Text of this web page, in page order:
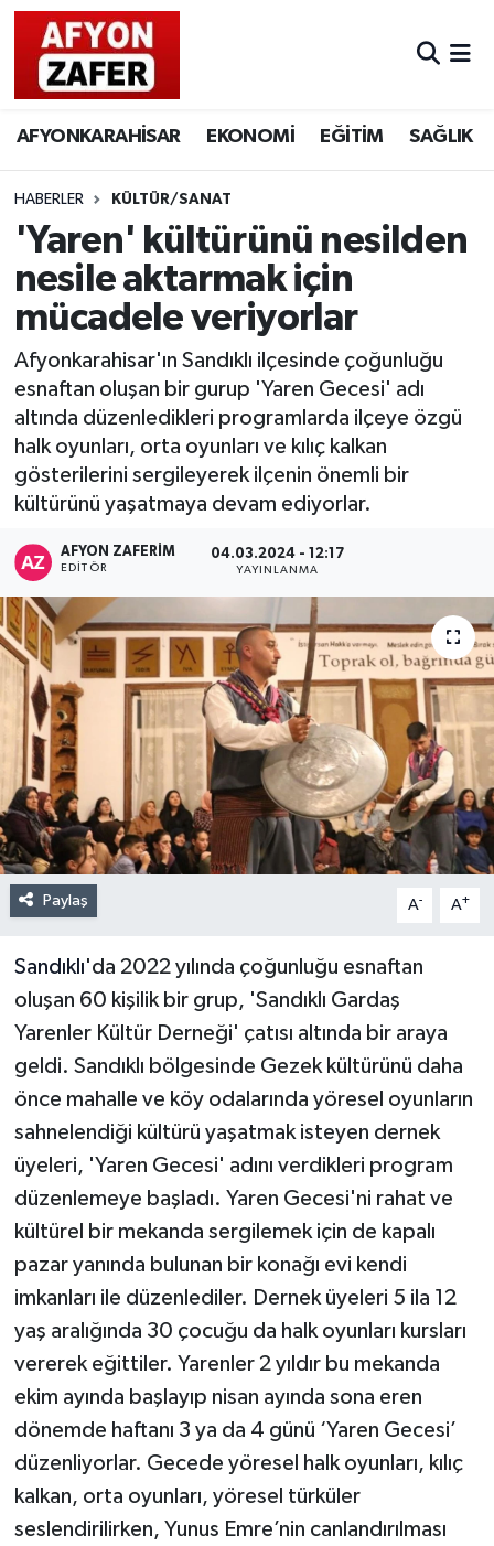
AFYONKARAHİSAR EKONOMİ EĞİTİM SAĞLIK
HABERLER KÜLTÜR/SANAT
'Yaren' kültürünü nesilden
nesile aktarmak için
mücadele veriyorlar
Afyonkarahisar'ın Sandıklı ilçesinde çoğunluğu
esnaftan oluşan bir gurup 'Yaren Gecesi' adı
altında düzenledikleri programlarda ilçeye özgü
halk oyunları, orta oyunları ve kılıç kalkan
gösterilerini sergileyerek ilçenin önemli bir
kültürünü yaşatmaya devam ediyorlar.
AFYON ZAFERİM
EDITÖR
04.03.2024 - 12:17
YAYINLANMA
Paylaş A- A+
Sandıklı'da 2022 yılında çoğunluğu esnaftan
oluşan 60 kişilik bir grup, 'Sandıklı Gardaş
Yarenler Kültür Derneği' çatısı altında bir araya
geldi. Sandıklı bölgesinde Gezek kültürünü daha
önce mahalle ve köy odalarında yöresel oyunların
sahnelendiği kültürü yaşatmak isteyen dernek
üyeleri, 'Yaren Gecesi' adını verdikleri program
düzenlemeye başladı. Yaren Gecesi'ni rahat ve
kültürel bir mekanda sergilemek için de kapalı
pazar yanında bulunan bir konağı evi kendi
imkanları ile düzenlediler. Dernek üyeleri 5 ila 12
yaş aralığında 30 çocuğu da halk oyunları kursları
vererek eğittiler. Yarenler 2 yıldır bu mekanda
ekim ayında başlayıp nisan ayında sona eren
dönemde haftanı 3 ya da 4 günü ‘Yaren Gecesi’
düzenliyorlar. Gecede yöresel halk oyunları, kılıç
kalkan, orta oyunları, yöresel türküler
seslendirilirken, Yunus Emre’nin canlandırılması